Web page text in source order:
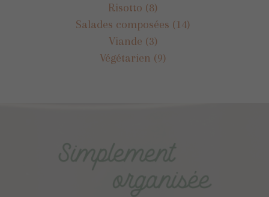
Risotto (8)
Salades composées (14)
Viande (3)
Végétarien (9)